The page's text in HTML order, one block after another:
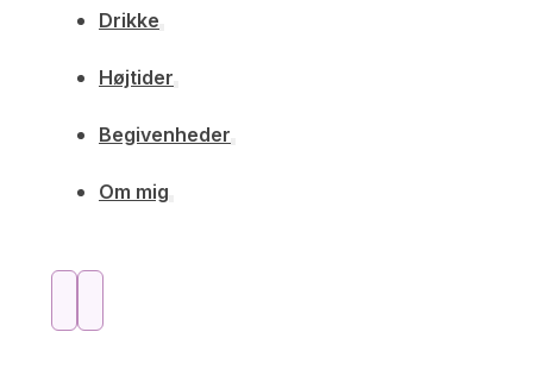
Drikke
Højtider
Begivenheder
Om mig